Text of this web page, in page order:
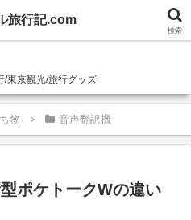
旅行記.com
/東京観光/旅行グッズ
物 音声翻訳機
ポケトークWの違い
旅行記.com
検索